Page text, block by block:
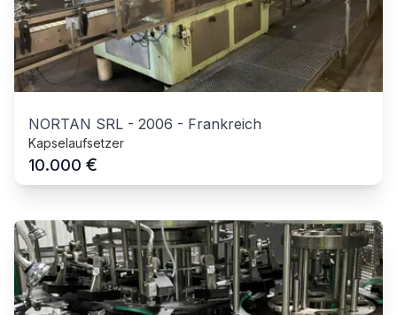
NORTAN SRL - 2006 - Frankreich
Kapselaufsetzer
10.000 €